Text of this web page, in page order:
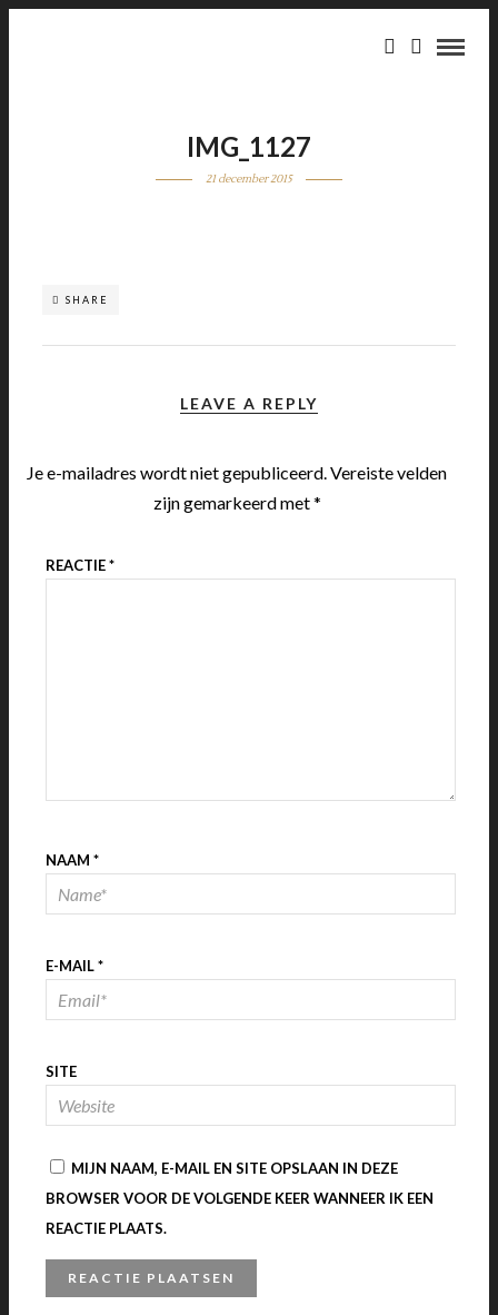
IMG_1127
21 december 2015
SHARE
LEAVE A REPLY
Je e-mailadres wordt niet gepubliceerd.Vereiste velden
zijn gemarkeerd met*
REACTIE*
NAAM *
E-MAIL*
SITE
MIJN NAAM, E-MAIL EN SITE OPSLAAN IN DEZE
BROWSER VOOR DE VOLGENDE KEER WANNEER IK EEN
REACTIE PLAATS.